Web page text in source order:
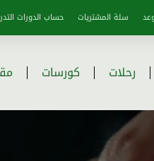
سلة المشتريات حساب الدورات
رحلات كورسات